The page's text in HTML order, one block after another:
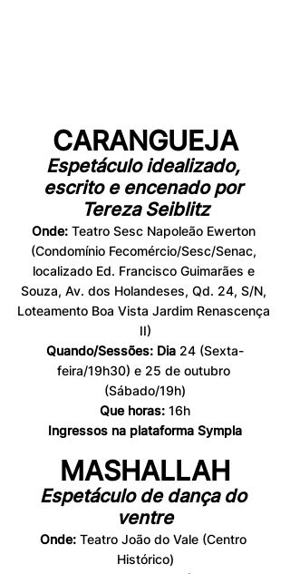
CARANGUEJA
Espetáculo idealizado,
escrito e encenado por
Tereza Seiblitz
Onde: Teatro Sesc Napoleão Ewerton
(Condomínio Fecomércio/Sesc/Senac,
localizado Ed. Francisco Guimarães e
Souza, Av. dos Holandeses, Qd. 24, S/N,
Loteamento Boa Vista Jardim Renascença
II)
Quando/Sessões: Dia 24 (Sexta-
feira/19h30) e 25 de outubro
(Sábado/19h)
Que horas: 16h
Ingressos na plataforma Sympla
MASHALLAH
Espetáculo de dança do
ventre
Onde: Teatro João do Vale (Centro
Histórico)